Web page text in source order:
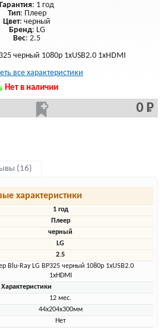
Гарантия: 1 год
Тип: Плеер
Цвет: черный
Бренд: LG
Вес: 2.5
черный 1080p 1xUSB2.0 1xHDMI
все характеристики
Нет в наличии
0 Р
(16)
характеристики
1 год
Плеер
черный
LG
2.5
Blu-Ray LG BP325 черный 1080p 1xUSB2.0
1xHDMI
Характеристики
12 мес.
44x204x300мм
Нет